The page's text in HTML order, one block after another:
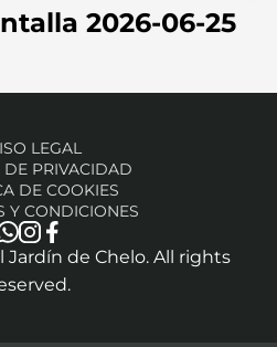
2026-06-25
Jardín de Chelo. All rights
LEGAL
DE PRIVACIDAD
DE COOKIES
Y CONDICIONES